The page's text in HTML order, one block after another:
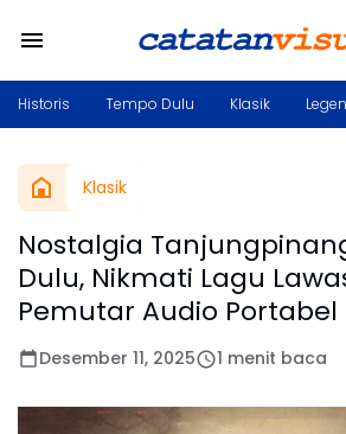
Historis Tempo Dulu Klasik
Klasik
Nostalgia
Dulu, Nikmati Lagu
Pemutar Audio Portabel
Desember 11, 2025 1 menit baca